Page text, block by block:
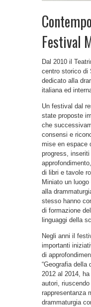
Festival
Dal 2010 il
centro storico di
dedicato alla
italiana ed
Un festival dal
state proposte
che
consensi e
mise en espace
progress,
di libri e tavole
Miniato un
alla
stesso hanno
di formazione
linguaggi della
Negli anni il
importanti
di
“Geografia della
2012 al 2014,
autori,
rappresentanza
drammaturgia